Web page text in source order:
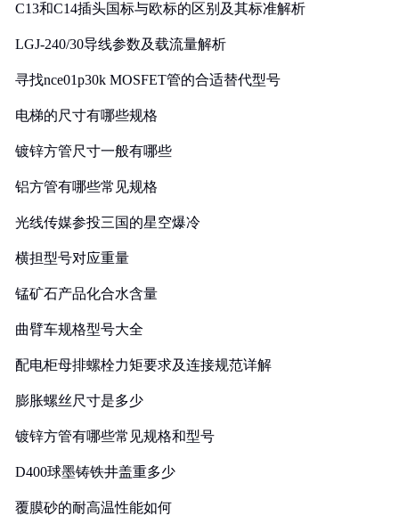
C13和C14插头国标与欧标的区别及其标准解析
LGJ-240/30导线参数及载流量解析
寻找nce01p30k MOSFET管的合适替代型号
电梯的尺寸有哪些规格
镀锌方管尺寸一般有哪些
铝方管有哪些常见规格
光线传媒参投三国的星空爆冷
横担型号对应重量
锰矿石产品化合水含量
曲臂车规格型号大全
配电柜母排螺栓力矩要求及连接规范详解
膨胀螺丝尺寸是多少
镀锌方管有哪些常见规格和型号
D400球墨铸铁井盖重多少
覆膜砂的耐高温性能如何